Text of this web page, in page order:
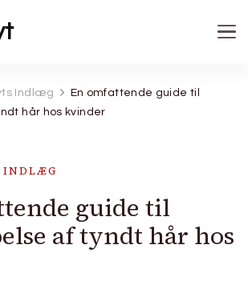
Indlæg
En omfattende guide til
hår hos kvinder
INDLÆG
guide til
af tyndt hår hos